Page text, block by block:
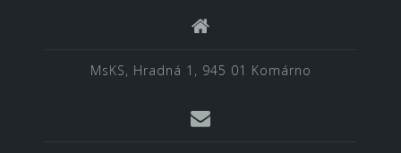
MsKS, Hradná 1, 945 01 Komárno